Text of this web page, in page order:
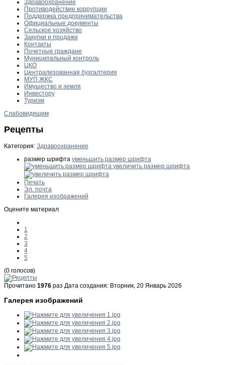
Здравоохранение
Противодействие коррупции
Поддержка предпринимательства
Официальные документы
Сельское хозяйство
Закупки и продажи
Контакты
Почетные граждане
Муниципальный контроль
ЦКО
Централизованная бухгалтерия
МУП ЖКС
Имущество и земля
Инвестору
Туризм
Слабовидящим
Рецепты
Категория: Здравоохранение
размер шрифта уменьшить размер шрифта
увеличить размер шрифта
Печать
Эл. почта
Галерея изображений
Оцените материал
1
2
3
4
5
(0 голосов)
Прочитано 1976 раз Дата создания: Вторник, 20 Январь 2026
Галерея изображений